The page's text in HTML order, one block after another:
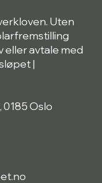
Uten
eller avtale med
|
0185 Oslo